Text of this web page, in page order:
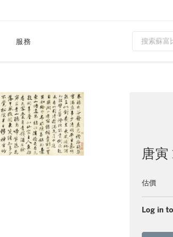
服務
唐寅
估價
Log in